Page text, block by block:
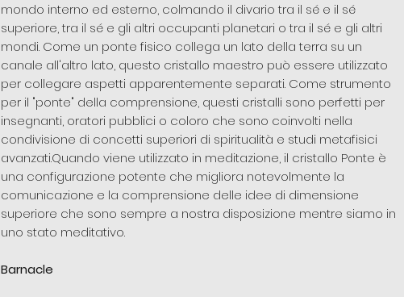
mondo interno ed esterno, colmando il divario tra il sé e il sé
superiore, tra il sé e gli altri occupanti planetari o tra il sé e gli altri
mondi. Come un ponte fisico collega un lato della terra su un
canale all'altro lato, questo cristallo maestro può essere utilizzato
per collegare aspetti apparentemente separati. Come strumento
per il "ponte" della comprensione, questi cristalli sono perfetti per
insegnanti, oratori pubblici o coloro che sono coinvolti nella
condivisione di concetti superiori di spiritualità e studi metafisici
avanzati.Quando viene utilizzato in meditazione, il cristallo Ponte è
una configurazione potente che migliora notevolmente la
comunicazione e la comprensione delle idee di dimensione
superiore che sono sempre a nostra disposizione mentre siamo in
uno stato meditativo.
Barnacle